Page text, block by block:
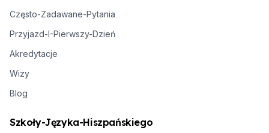
Często-Zadawane-Pytania
Przyjazd-I-Pierwszy-Dzień
Akredytacje
Wizy
Blog
Szkoły-Języka-Hiszpańskiego